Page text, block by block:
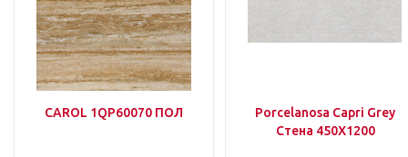
CAROL 1QP60070 ПОЛ
Porcelanosa Capri Grey
Стена 450Х1200